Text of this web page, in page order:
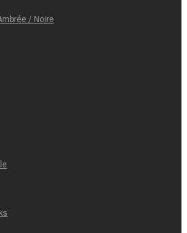
/ Noire